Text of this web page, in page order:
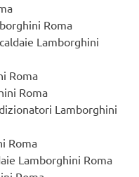
Roma
Lamborghini
Roma
Roma
Lamborghini
Roma
Lamborghini Roma